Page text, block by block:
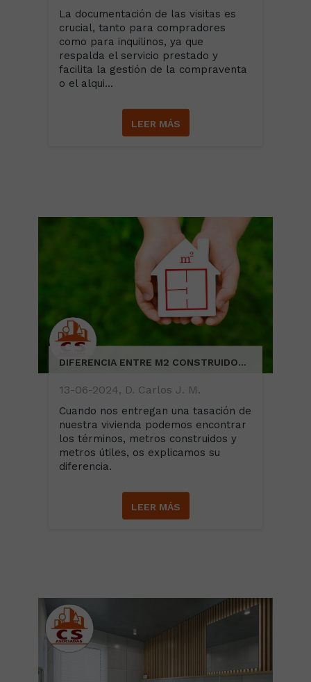
La documentación de las visitas es
crucial, tanto para compradores
como para inquilinos, ya que
respalda el servicio prestado y
facilita la gestión de la compraventa
o el alqui...
LEER MÁS
DIFERENCIA ENTRE M2 CONSTRUIDOS Y M2 ÚTILES
13-06-2024, D. Carlos J. M.
Cuando nos entregan una tasación de
nuestra vivienda podemos encontrar
los términos, metros construidos y
metros útiles, os explicamos su
diferencia.
LEER MÁS